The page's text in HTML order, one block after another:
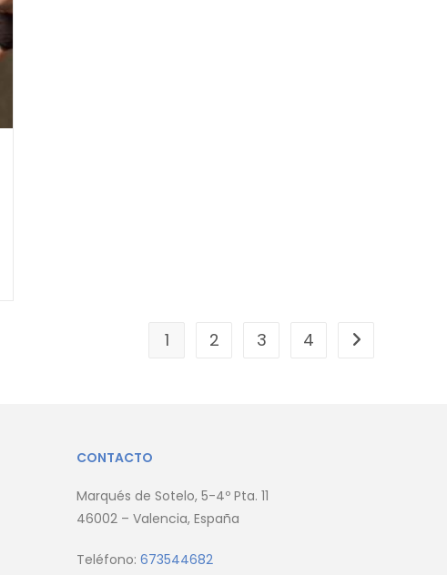
1 2 3 4
CONTACTO
Marqués de Sotelo, 5-4º Pta. 11
46002 – Valencia, España
Teléfono: 673544682